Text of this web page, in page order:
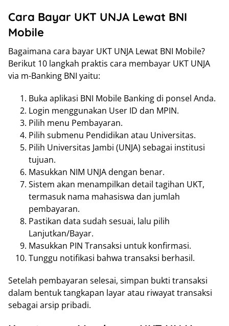
Cara Bayar UKT UNJA Lewat BNI
Mobile
Bagaimana cara bayar UKT UNJA Lewat BNI Mobile?
Berikut 10 langkah praktis cara membayar UKT UNJA
via m-Banking BNI yaitu:
Buka aplikasi BNI Mobile Banking di ponsel Anda.
Login menggunakan User ID dan MPIN.
Pilih menu Pembayaran.
Pilih submenu Pendidikan atau Universitas.
Pilih Universitas Jambi (UNJA) sebagai institusi
tujuan.
Masukkan NIM UNJA dengan benar.
Sistem akan menampilkan detail tagihan UKT,
termasuk nama mahasiswa dan jumlah
pembayaran.
Pastikan data sudah sesuai, lalu pilih
Lanjutkan/Bayar.
Masukkan PIN Transaksi untuk konfirmasi.
Tunggu notifikasi bahwa transaksi berhasil.
Setelah pembayaran selesai, simpan bukti transaksi
dalam bentuk tangkapan layar atau riwayat transaksi
sebagai arsip pribadi.